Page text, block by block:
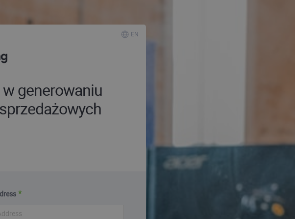
EN
generowaniu